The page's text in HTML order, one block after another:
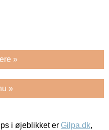
»
»
i øjeblikket er Gilpa.dk,